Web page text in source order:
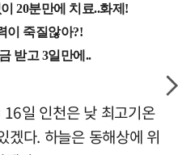
일 인천은 낮 최고기온
겠다. 하늘은 동해상에 위